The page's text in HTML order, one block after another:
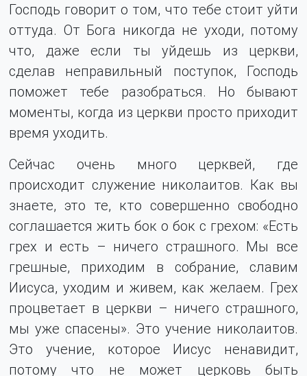
Господь говорит о том, что тебе стоит уйти
оттуда. От Бога никогда не уходи, потому
что, даже если ты уйдешь из церкви,
сделав неправильный поступок, Господь
поможет тебе разобраться. Но бывают
моменты, когда из церкви просто приходит
время уходить.
Сейчас очень много церквей, где
происходит служение николаитов. Как вы
знаете, это те, кто совершенно свободно
соглашается жить бок о бок с грехом: «Есть
грех и есть – ничего страшного. Мы все
грешные, приходим в собрание, славим
Иисуса, уходим и живем, как желаем. Грех
процветает в церкви – ничего страшного,
мы уже спасены». Это учение николаитов.
Это учение, которое Иисус ненавидит,
потому что не может церковь быть